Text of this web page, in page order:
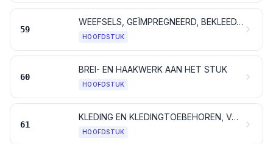
59
WEEFSELS, GEÏMPREGNEERD, BEKLEED, BEDEKT OF GELAMINEERD; TECHNISCHE ARTIKELEN VAN TEXTIELSTOFFEN
HOOFDSTUK
60
BREI- EN HAAKWERK AAN HET STUK
HOOFDSTUK
61
KLEDING EN KLEDINGTOEBEHOREN, VAN BREI- OF HAAKWERK
HOOFDSTUK